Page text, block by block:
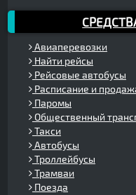
Авиаперевозки
Найти рейсы
Рейсовые автобусы
Расписание и
Паромы
Общественный
Такси
Автобусы
Троллейбусы
Трамваи
Поезда